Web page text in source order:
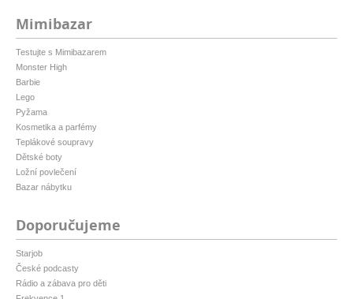
Mimibazar
Testujte s Mimibazarem
Monster High
Barbie
Lego
Pyžama
Kosmetika a parfémy
Teplákové soupravy
Dětské boty
Ložní povlečení
Bazar nábytku
Doporučujeme
Starjob
České podcasty
Rádio a zábava pro děti